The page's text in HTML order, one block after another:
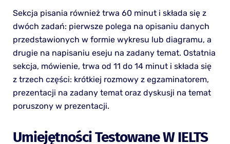
Sekcja pisania również trwa 60 minut i składa się z
dwóch zadań: pierwsze polega na opisaniu danych
przedstawionych w formie wykresu lub diagramu, a
drugie na napisaniu eseju na zadany temat. Ostatnia
sekcja, mówienie, trwa od 11 do 14 minut i składa się
z trzech części: krótkiej rozmowy z egzaminatorem,
prezentacji na zadany temat oraz dyskusji na temat
poruszony w prezentacji.
Umiejętności Testowane W IELTS